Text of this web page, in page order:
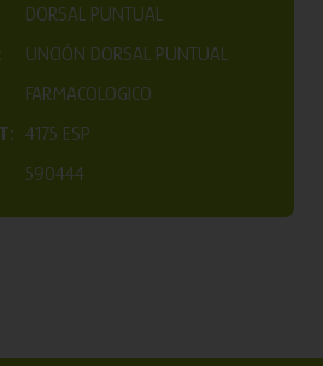
DORSAL PUNTUAL
UNCIÓN DORSAL PUNTUAL
FARMACOLOGICO
4175 ESP
590444